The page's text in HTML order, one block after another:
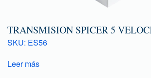
TRANSMISION SPICER 5
SKU: ES56
Leer más